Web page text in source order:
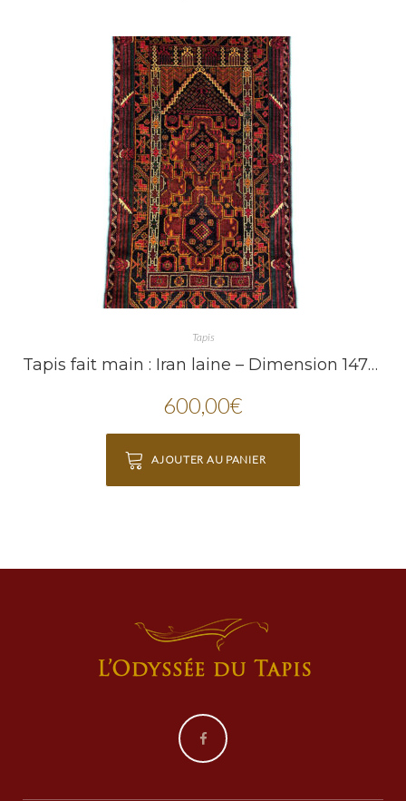
Tapis
Tapis fait main : Iran laine – Dimension 147X84
600,00€
AJOUTER AU PANIER